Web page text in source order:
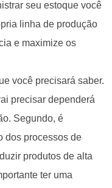
seu estoque você
linha de produção
e maximize os
você precisará saber.
precisar dependerá
Segundo, é
dos processos de
produtos de alta
ter uma